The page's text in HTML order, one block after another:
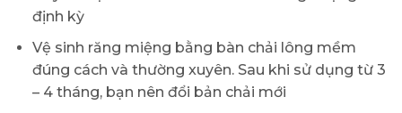
định kỳ
Vệ sinh răng miệng bằng bàn chải lông mềm
đúng cách và thường xuyên. Sau khi sử dụng từ 3
– 4 tháng, bạn nên đổi bản chải mới